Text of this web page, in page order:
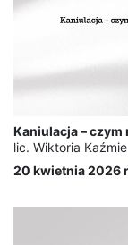
Kaniulacja –
lic. Wiktoria
20 kwietnia 2026